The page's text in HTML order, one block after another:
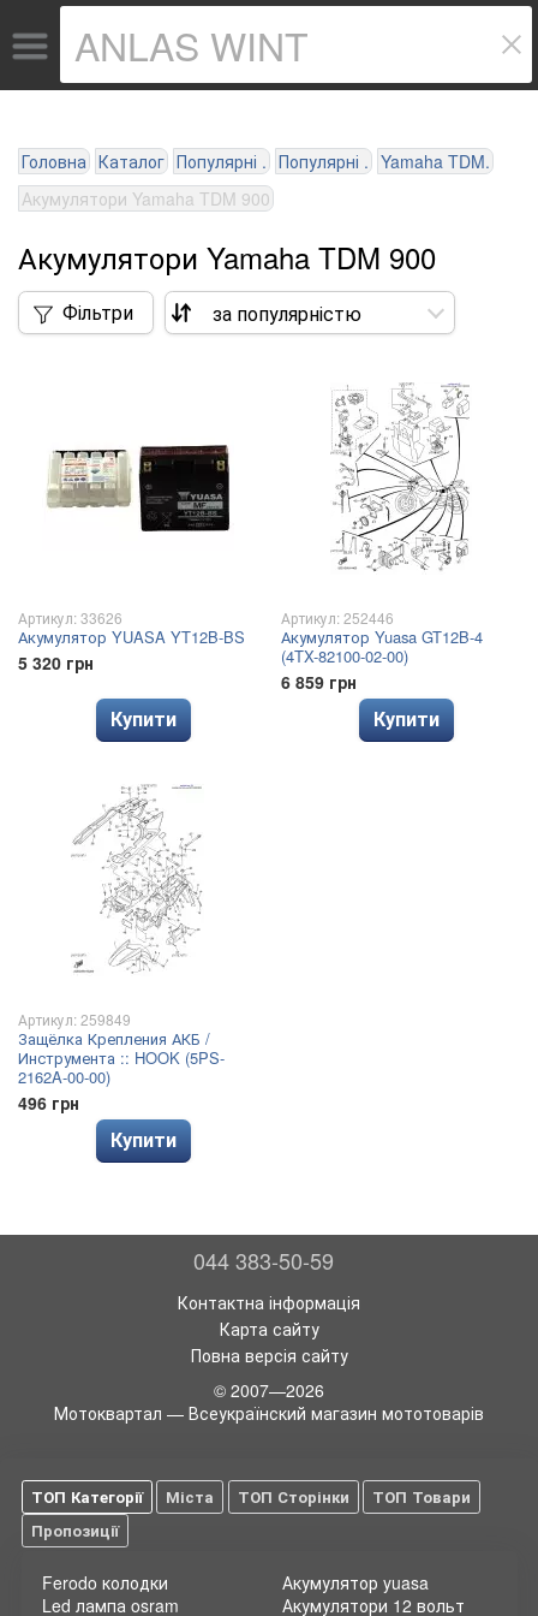
Головна Каталог Популярні . Популярні . Yamaha TDM.
Акумулятори Yamaha TDM 900
Акумулятори Yamaha TDM 900
Фільтри
Артикул: 33626
Акумулятор YUASA YT12B-BS
5 320 грн
Купити
Артикул: 252446
Акумулятор Yuasa GT12B-4
(4TX-82100-02-00)
6 859 грн
Купити
Артикул: 259849
Защёлка Крепления АКБ /
Инструмента :: HOOK (5PS-
2162A-00-00)
496 грн
Купити
044 383-50-59
Контактна інформація
Карта сайту
Повна версія сайту
© 2007—2026
Мотоквартал — Всеукраїнский магазин мототоварів
ТОП Категорії Міста ТОП Сторінки
ТОП Товари
Пропозиції
Ferodo колодки
Led лампа osram
Акумулятор yuasa
Акумулятори 12 вольт